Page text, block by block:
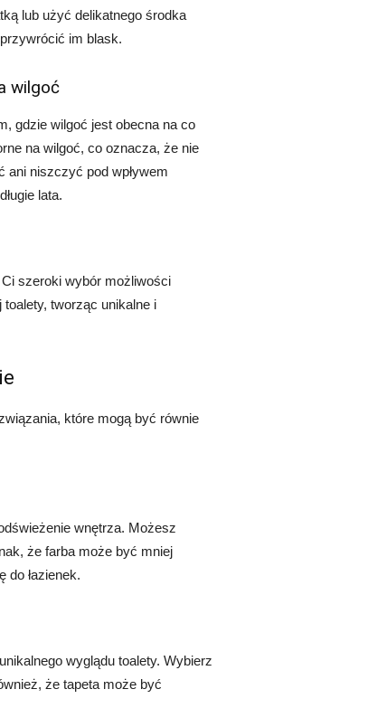
lub użyć delikatnego środka
im blask.
wilgoć
gdzie wilgoć jest obecna na co
na wilgoć, co oznacza, że nie
ani niszczyć pod wpływem
lata.
szeroki wybór możliwości
tworząc unikalne i
które mogą być równie
wnętrza. Możesz
że farba może być mniej
do łazienek.
wyglądu toalety. Wybierz
że tapeta może być